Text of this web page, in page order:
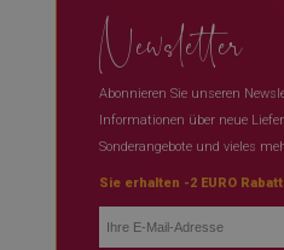
Newsletter
Abonnieren Sie unseren
Informationen über neue
Sonderangebote und vieles
Sie erhalten -2 EURO